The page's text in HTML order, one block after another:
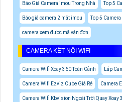
Báo Giá Camera imou Trong Nhà Top 5
Báo giá camera 2 mắt imou Top 5
camera xem được mã vận đơn
CAMERA KẾT NỐI WIFI
Camera Wifi Xoay 360 Toàn Cảnh Lắp
Camera Wifi Ezviz Cube Giá Rẻ Camera
Camera Wifi Kbvision Ngoài Trời Quay Xoay